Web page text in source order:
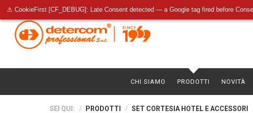
⚠ CookieFirst [CF_DEBUG]: Late Consent detected — a Google tag fired before
CHI SIAMO PRODOTTI NOVITÀ
SEI QUI: PRODOTTI SET CORTESIA HOTEL E ACCESSORI